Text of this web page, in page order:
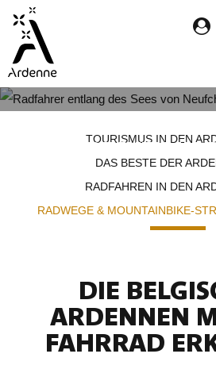
Direkt
zum
Inhalt
STRECKEN IN
TOURISMUS IN DEN
DAS BESTE DER
RADFAHREN IN DEN
RADWEGE & MOUNTAINBIKE-
DIE
ARDENNEN
FAHRRAD